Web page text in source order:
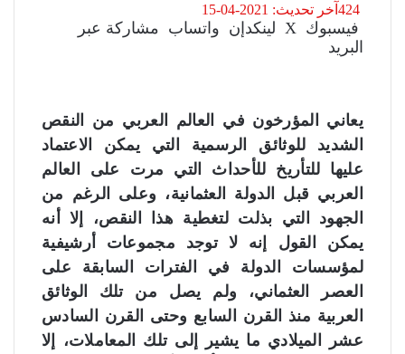
آخر تحديث: 2021-04-15
فيسبوك ‫X لينكدإن واتساب مشاركة عبر
البريد
يعاني المؤرخون في العالم العربي من النقص
الشديد للوثائق الرسمية التي يمكن الاعتماد
عليها للتأريخ للأحداث التي مرت على العالم
العربي قبل الدولة العثمانية، وعلى الرغم من
الجهود التي بذلت لتغطية هذا النقص، إلا أنه
يمكن القول إنه لا توجد مجموعات أرشيفية
لمؤسسات الدولة في الفترات السابقة على
العصر العثماني، ولم يصل من تلك الوثائق
العربية منذ القرن السابع وحتى القرن السادس
عشر الميلادي ما يشير إلى تلك المعاملات، إلا